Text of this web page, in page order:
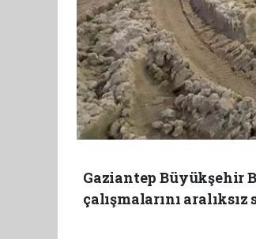
Gaziantep Büyükşehir
çalışmalarını